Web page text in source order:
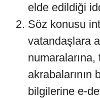
elde edildiği
Söz konusu
vatandaşlara
numaralarına,
akrabalarının
bilgilerine e-